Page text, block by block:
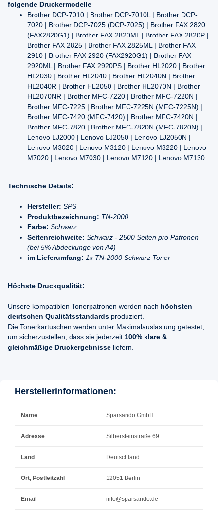
folgende Druckermodelle
Brother DCP-7010 | Brother DCP-7010L | Brother DCP-
7020 | Brother DCP-7025 (DCP-7025) | Brother FAX 2820
(FAX2820G1) | Brother FAX 2820ML | Brother FAX 2820P |
Brother FAX 2825 | Brother FAX 2825ML | Brother FAX
2910 | Brother FAX 2920 (FAX2920G1) | Brother FAX
2920ML | Brother FAX 2920PS | Brother HL2020 | Brother
HL2030 | Brother HL2040 | Brother HL2040N | Brother
HL2040R | Brother HL2050 | Brother HL2070N | Brother
HL2070NR | Brother MFC-7220 | Brother MFC-7220N |
Brother MFC-7225 | Brother MFC-7225N (MFC-7225N) |
Brother MFC-7420 (MFC-7420) | Brother MFC-7420N |
Brother MFC-7820 | Brother MFC-7820N (MFC-7820N) |
Lenovo LJ2000 | Lenovo LJ2050 | Lenovo LJ2050N |
Lenovo M3020 | Lenovo M3120 | Lenovo M3220 | Lenovo
M7020 | Lenovo M7030 | Lenovo M7120 | Lenovo M7130
Technische Details:
Hersteller: SPS
Produktbezeichnung: TN-2000
Farbe: Schwarz
Seitenreichweite: Schwarz - 2500 Seiten pro Patronen
(bei 5% Abdeckunge von A4)
im Lieferumfang: 1x TN-2000 Schwarz Toner
Höchste Druckqualität:
Unsere kompatiblen Tonerpatronen werden nach höchsten
deutschen Qualitätsstandards produziert.
Die Tonerkartuschen werden unter Maximalauslastung getestet,
um sicherzustellen, dass sie jederzeit 100% klare &
gleichmäßige Druckergebnisse liefern.
Herstellerinformationen:
Name Sparsando GmbH
Adresse Silbersteinstraße 69
Land Deutschland
Ort, Postleitzahl 12051 Berlin
Email info@sparsando.de